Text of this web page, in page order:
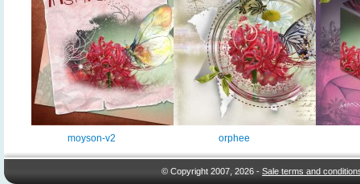
moyson-v2 orphee
© Copyright 2007, 2026 -Sale terms and